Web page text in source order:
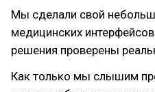
Мы сделали свой
медицинских
решения проверены
Как только мы слышим